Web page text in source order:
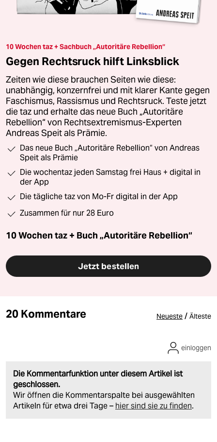
10 Wochen taz + Sachbuch „Autoritäre Rebellion“
Gegen Rechtsruck hilft Linksblick
Zeiten wie diese brauchen Seiten wie diese:
unabhängig, konzernfrei und mit klarer Kante gegen
Faschismus, Rassismus und Rechtsruck. Teste jetzt
die taz und erhalte das neue Buch „Autoritäre
Rebellion“ von Rechtsextremismus-Experten
Andreas Speit als Prämie.
Das neue Buch „Autoritäre Rebellion“ von Andreas
Speit als Prämie
Die wochentaz jeden Samstag frei Haus + digital in
der App
Die tägliche taz von Mo-Fr digital in der App
Zusammen für nur 28 Euro
10 Wochen taz + Buch „Autoritäre Rebellion“
Jetzt bestellen
20 Kommentare Neueste / Älteste
Die Kommentarfunktion unter diesem Artikel ist
geschlossen.
Wir öffnen die Kommentarspalte bei ausgewählten
Artikeln für etwa drei Tage – hier sind sie zu finden.
einloggen